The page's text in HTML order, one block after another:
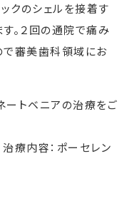
ックのシェルを接着す
。２回の通院で痛み
で審美歯科領域にお
ートベニアの治療をご
療内容：ポーセレン